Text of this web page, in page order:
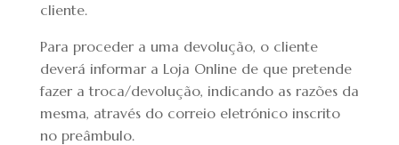
cliente.
Para proceder a uma devolução, o cliente
deverá informar a Loja Online de que pretende
fazer a troca/devolução, indicando as razões da
mesma, através do correio eletrónico inscrito
no preâmbulo.